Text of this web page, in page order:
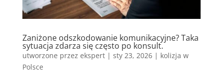
Zaniżone odszkodowanie komunikacyjne? Taka
sytuacja zdarza się często po konsult.
utworzone przez ekspert| sty 23, 2026| kolizja w
Polsce